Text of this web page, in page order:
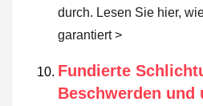
durch. Lesen Sie hier,
garantiert >
Fundierte
Beschwerden und